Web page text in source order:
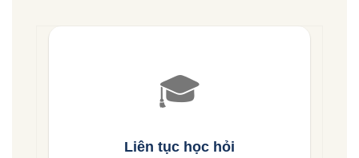
🎓
Liên tục học hỏi